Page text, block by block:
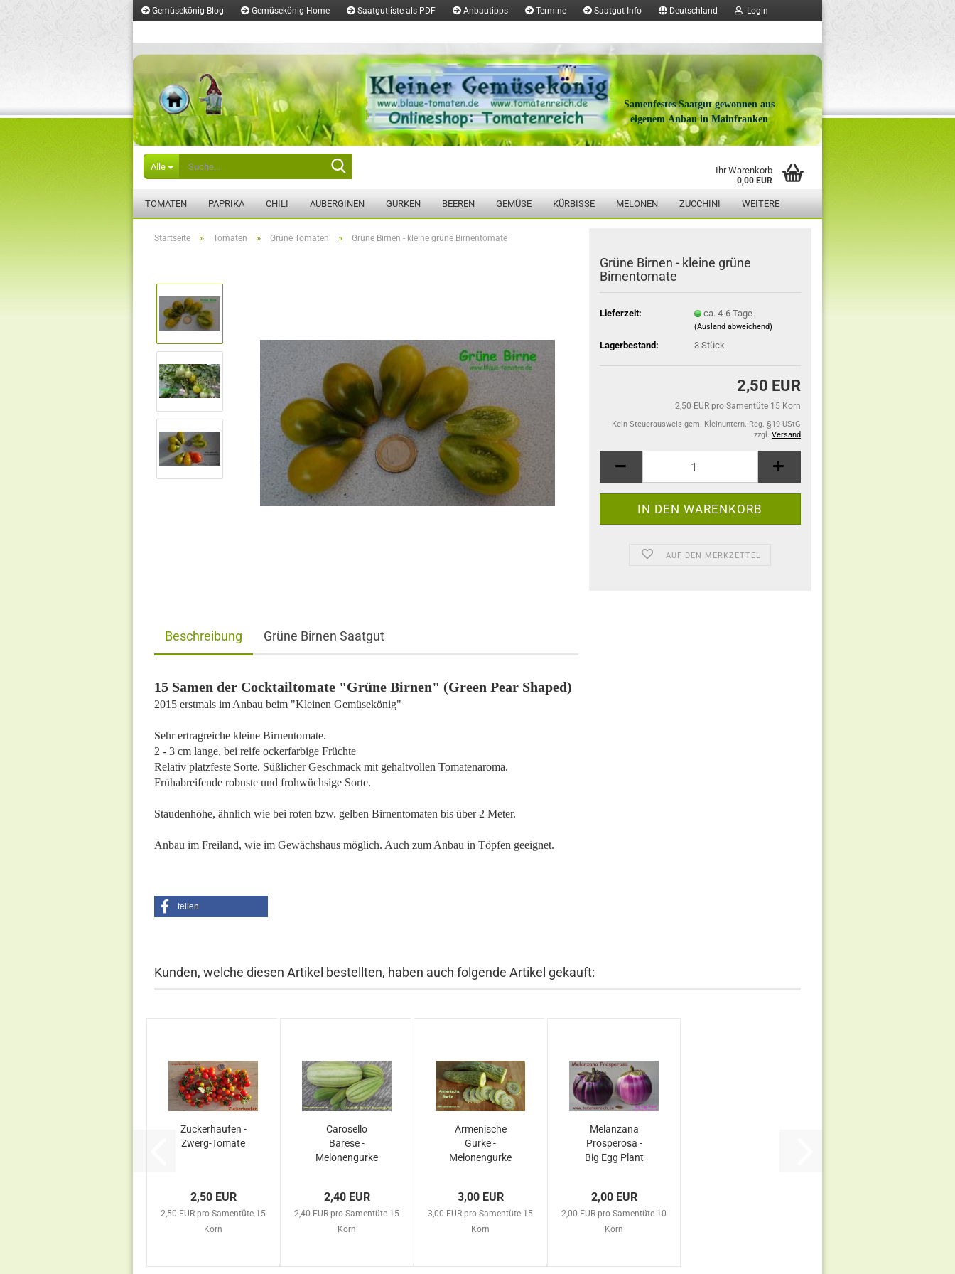
Gemüsekönig Blog Gemüsekönig Home Saatgutliste als PDF Anbautipps Termine Saatgut Info Deutschland Login
Alle
Samenfestes Saatgut gewonnen aus
eigenem Anbau in Mainfranken
Ihr Warenkorb
0,00 EUR
TOMATEN PAPRIKA CHILI AUBERGINEN GURKEN BEEREN GEMÜSE KÜRBISSE MELONEN ZUCCHINI WEITERE
Startseite » Tomaten » Grüne Tomaten » Grüne Birnen - kleine grüne Birnentomate
Grüne Birnen - kleine grüne
Birnentomate
Lieferzeit: ca. 4-6 Tage
(Ausland abweichend)
Lagerbestand: 3 Stück
2,50 EUR
2,50 EUR pro Samentüte 15 Korn
Kein Steuerausweis gem. Kleinuntern.-Reg. §19 UStG
zzgl. Versand
AUF DEN MERKZETTEL
Beschreibung Grüne Birnen Saatgut
15 Samen der Cocktailtomate "Grüne Birnen" (Green Pear Shaped)
2015 erstmals im Anbau beim "Kleinen Gemüsekönig"
Sehr ertragreiche kleine Birnentomate.
2 - 3 cm lange, bei reife ockerfarbige Früchte
Relativ platzfeste Sorte. Süßlicher Geschmack mit gehaltvollen Tomatenaroma.
Frühabreifende robuste und frohwüchsige Sorte.
Staudenhöhe, ähnlich wie bei roten bzw. gelben Birnentomaten bis über 2 Meter.
Anbau im Freiland, wie im Gewächshaus möglich. Auch zum Anbau in Töpfen geeignet.
teilen
Kunden, welche diesen Artikel bestellten, haben auch folgende Artikel gekauft:
Zuckerhaufen -
Zwerg-Tomate
2,50 EUR
2,50 EUR pro Samentüte 15
Korn
Carosello
Barese -
Melonengurke
2,40 EUR
2,40 EUR pro Samentüte 15
Korn
Armenische
Gurke -
Melonengurke
3,00 EUR
3,00 EUR pro Samentüte 15
Korn
Melanzana
Prosperosa -
Big Egg Plant
2,00 EUR
2,00 EUR pro Samentüte 10
Korn